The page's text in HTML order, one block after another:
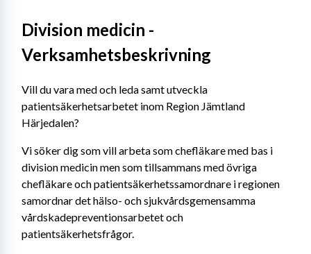
Division medicin -
Verksamhetsbeskrivning
Vill du vara med och leda samt utveckla
patientsäkerhetsarbetet inom Region Jämtland
Härjedalen?
Vi söker dig som vill arbeta som chefläkare med bas i
division medicin men som tillsammans med övriga
chefläkare och patientsäkerhetssamordnare i regionen
samordnar det hälso- och sjukvårdsgemensamma
vårdskadepreventionsarbetet och
patientsäkerhetsfrågor.